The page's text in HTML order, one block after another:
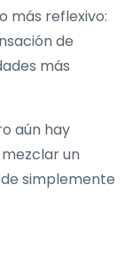
más reflexivo:
de
más
aún hay
un
simplemente